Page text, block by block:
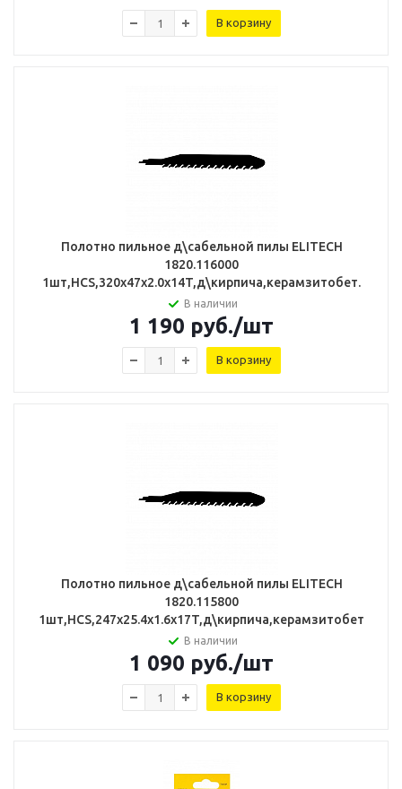
В корзину
Полотно пильное д\сабельной пилы ELITECH
1820.116000
1шт,HCS,320х47х2.0х14T,д\кирпича,керамзитобет.
В наличии
1 190 руб./шт
В корзину
Полотно пильное д\сабельной пилы ELITECH
1820.115800
1шт,HCS,247х25.4х1.6х17T,д\кирпича,керамзитобет
В наличии
1 090 руб./шт
В корзину